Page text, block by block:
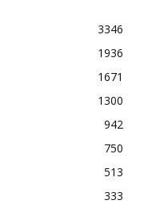
3346
1936
1671
1300
942
750
513
333